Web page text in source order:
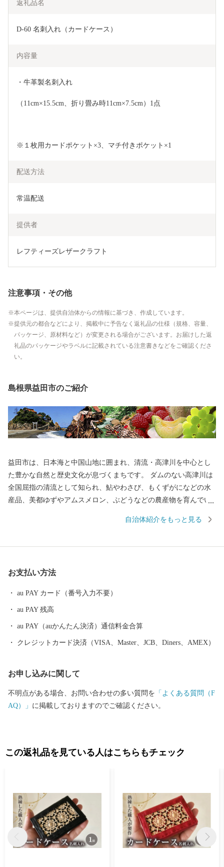
返礼品名
D-60 名刺入れ（カードケース）
内容量
・牛革製名刺入れ
（11cm×15.5cm、折り畳み時11cm×7.5cm）1点
※１枚用カードポケット×3、マチ付きポケット×1
配送方法
常温配送
提供者
レフティーズレザークラフト
注意事項・その他
本ページは、提供自治体からの情報に基づき、作成しています。
提供元の都合などにより、掲載中に予告なく返礼品の仕様（規格、容量、
パッケージ、原材料など）が変更される場合がございます。お届けした返
礼品のパッケージやラベルに記載されている注意書きなどをご確認くださ
い。
島根県益田市のご紹介
益田市は、日本海と中国山地に囲まれ、清流・高津川を中心とし
た豊かな自然と歴史文化が息づくまちです。 ダムのない高津川は
全国屈指の清流として知られ、鮎やわさび、もくずがになどの水
産品、美都ゆずやアムスメロン、ぶどうなどの農産物を育んでい
呂」を祀る神社があり、中世の町並みが今も残る文化のまちとし
納税を通じて、益田市の魅力ある資源と未来をぜひ応援してくだ
自治体紹介をもっと見る
お支払い方法
au PAY カード（番号入力不要）
au PAY 残高
au PAY（auかんたん決済）通信料金合算
クレジットカード決済（VISA、Master、JCB、Diners、AMEX）
お申し込みに関して
不明点がある場合、お問い合わせの多い質問を 「よくある質問（F
AQ）」 に掲載しておりますのでご確認ください。
この返礼品を見ている人はこちらもチェック